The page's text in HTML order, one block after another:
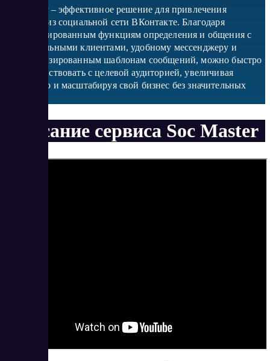
Soc Master – эффективное решение для привлечения
клиентов из социальной сети ВКонтакте. Благодаря
автоматизированным функциям определения и общения с
потенциальными клиентами, удобному мессенджеру и
персонализированным шаблонам сообщений, можно быстро
взаимодействовать с целевой аудиторией, увеличивая
конверсию и масштабируя свой бизнес без значительных
Описание сервиса Soc Master